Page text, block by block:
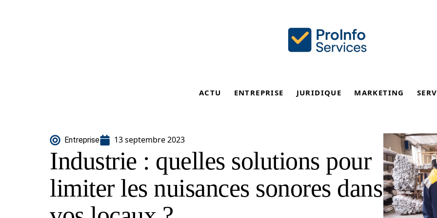
ACTU ENTREPRISE JURIDIQUE MARKETING
Entreprise 13 septembre 2023
Industrie : quelles solutions pour
limiter les nuisances sonores dans